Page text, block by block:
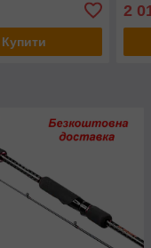
Купити
2